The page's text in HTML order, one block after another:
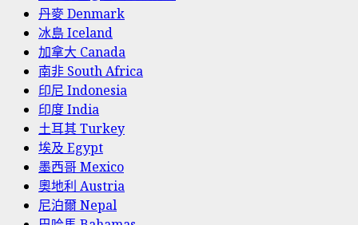
丹麥 Denmark
冰島 Iceland
加拿大 Canada
南非 South Africa
印尼 Indonesia
印度 India
土耳其 Turkey
埃及 Egypt
墨西哥 Mexico
奧地利 Austria
尼泊爾 Nepal